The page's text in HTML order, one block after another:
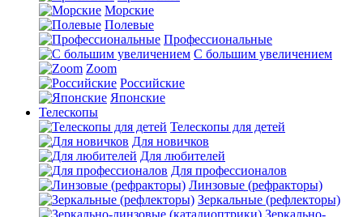
Морские
Полевые
Профессиональные
С большим увеличением
Zoom
Российские
Японские
Телескопы
Телескопы для детей
Для новичков
Для любителей
Для профессионалов
Линзовые (рефракторы)
Зеркальные (рефлекторы)
Зеркально-